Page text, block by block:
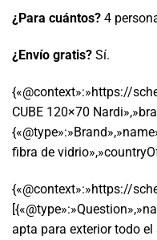
¿Para cuántos? 4
¿Envío gratis? Sí.
{«@context»:»https://
CUBE 120×70
fibra de
{«@context»:»https://
apta para exterior todo el